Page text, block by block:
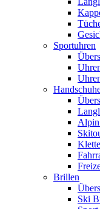
Sportuhren
Alpin
Brillen
Ski